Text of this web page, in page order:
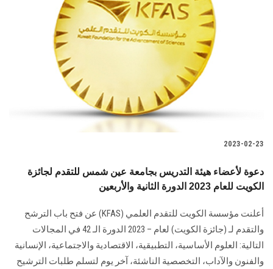
2023-02-23
دعوة لأعضاء هيئة التدريس بجامعة عين شمس للتقدم لجائزة
الكويت للعام 2023 الدورة الثانية والأربعين
أعلنت مؤسسة الكويت للتقدم العلمي (KFAS) عن فتح باب الترشح
والتقدم لـ (جائزة الكويت) لعام – 2023 الدورة الـ 42 في المجالات
التالية: العلوم الأساسية، التطبيقية، الاقتصادية والاجتماعية، الإنسانية
والفنون والآداب، التخصصية الناشئة، آخر يوم لتسلم طلبات الترشيح